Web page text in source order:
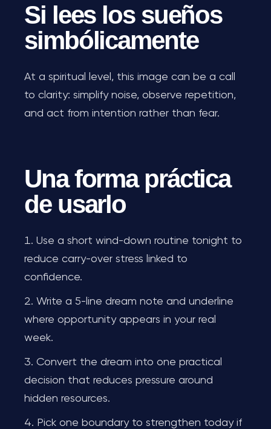
Si lees los sueños
simbólicamente
At a spiritual level, this image can be a call
to clarity: simplify noise, observe repetition,
and act from intention rather than fear.
Una forma práctica
de usarlo
Use a short wind-down routine tonight to
reduce carry-over stress linked to
confidence.
Write a 5-line dream note and underline
where opportunity appears in your real
week.
Convert the dream into one practical
decision that reduces pressure around
hidden resources.
Pick one boundary to strengthen today if